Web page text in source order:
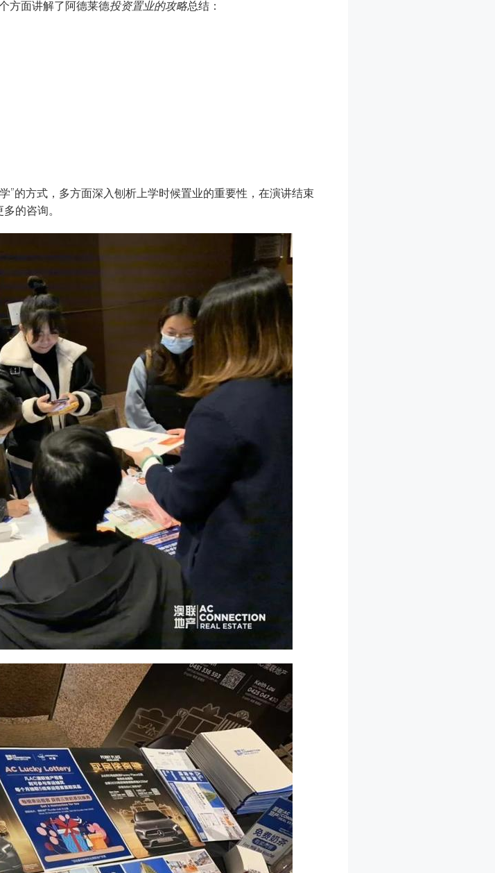
方面讲解了阿德莱德投资置业的攻略总结：
”的方式，多方面深入刨析上学时候置业的重要性，在演讲结束
的咨询。